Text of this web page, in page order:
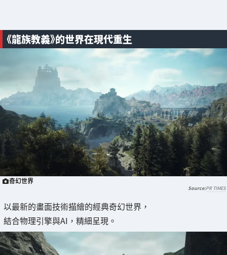
《龍族教義》的世界在現代重生
奇幻世界
PR TIMES
以最新的畫面技術描繪的經典奇幻世界，
結合物理引擎與AI，精細呈現。